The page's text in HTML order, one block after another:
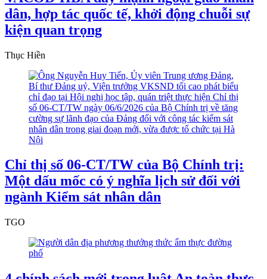
dân, hợp tác quốc tế, khởi động chuỗi sự
kiện quan trọng
Thục Hiền
Chỉ thị số 06-CT/TW của Bộ Chính trị:
Một dấu mốc có ý nghĩa lịch sử đối với
ngành Kiểm sát nhân dân
TGO